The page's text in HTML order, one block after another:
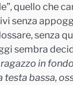
quello che
senza
senza
sembra
ragazzo in
testa bassa,